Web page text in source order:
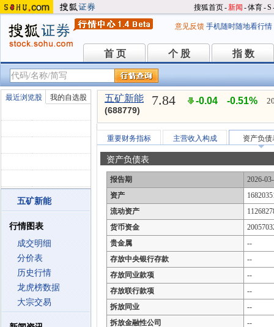
搜狐首页-新闻 -体育-S
意见反馈 手机随时随地看行情
首 页
首 页 个 股
个 股 指 数
指 数
最近浏览股 我的自选股
五矿新能
行情图表
成交明细
分价表
历史行情
龙虎榜数据
大宗交易
五矿新能
(688779)
7.84 -0.04 -0.51%
重要财务指标 主营收入构成 资产负债
资产负债表
报告期
2026-
资产
流动资产
货币资金
贵金属
--
存放中央银行存款
--
存放同业款项
--
存放联行款项
--
拆放同业
--
拆放金融性公司
--